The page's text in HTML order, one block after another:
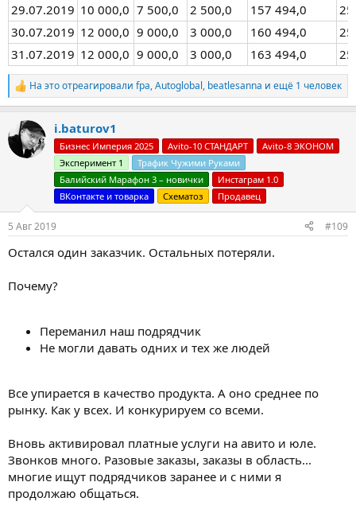
29.07.2019 10 000,0 7 500,0 2 500,0 157 494,0
30.07.2019 12 000,0 9 000,0 3 000,0 160 494,0
31.07.2019 12 000,0 9 000,0 3 000,0 163 494,0
Р
е
ц
и
На это отреагировали fpa,Autoglobal, beatlesanna и ещё 1 человек
i.baturov1
Бизнес Империя 2025 Avito-10 СТАНДАРТ
Avito-8 ЭКОНОМ
Эксперимент 1
Трафик Чужими Руками
Балийский Марафон 3 – новички
Инстаграм 1.0
ВКонтакте и товарка
Схематоз Продавец
5 Авг 2019 #109
Остался один заказчик. Остальных потеряли.
Почему?
Переманил наш подрядчик
Не могли давать одних и тех же людей
Все упирается в качество продукта. А оно среднее по
рынку. Как у всех. И конкурируем со всеми.
Вновь активировал платные услуги на авито и юле.
Звонков много. Разовые заказы, заказы в область...
многие ищут подрядчиков заранее и с ними я
продолжаю общаться.